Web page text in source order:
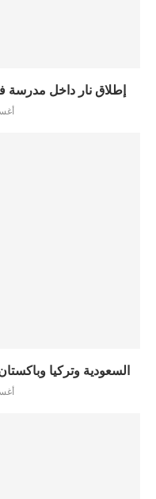
إطلاق نار داخل مدرسة في تايلاند
السعودية وتركيا